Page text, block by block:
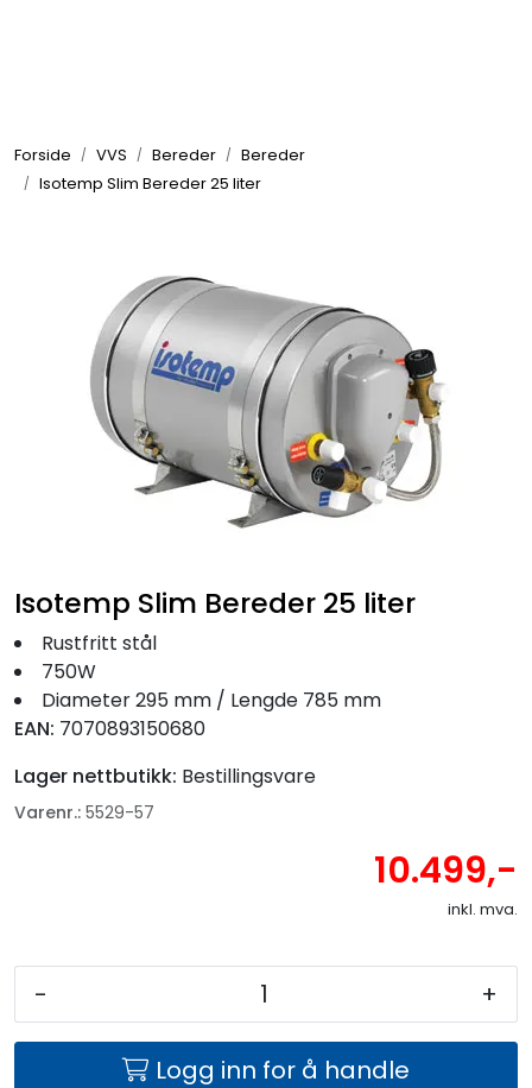
Forside VVS Bereder
Bereder
Isotemp Slim Bereder 25 liter
Isotemp Slim Bereder 25 liter
Rustfritt stål
750W
Diameter 295 mm / Lengde 785 mm
EAN: 7070893150680
Lager nettbutikk: Bestillingsvare
Varenr.: 5529-57
10.499,-
inkl. mva.
- +
Logg inn for å handle
Elektrisk
Komfort
VVS
Motor/Styring
Fritid/Sikkerhet
Båtpleie/Opplag
Nyheter